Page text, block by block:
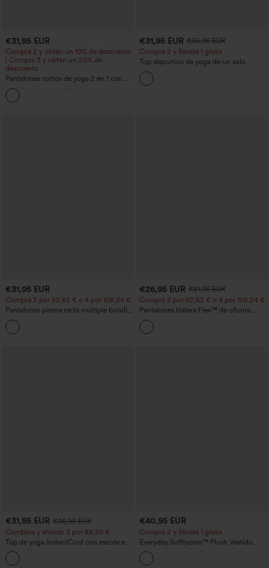
€31,95 EUR
Compra 2 y obtén un 10% de descuento
| Compra 3 y obtén un 20% de
descuento
Pantalones cortos de yoga 2 en 1 con
bolsillo trasero de talle muy alto y
bolsillo lateral oculto de 5&#39;&#39;
de longitud más larga
€31,95 EUR €35,95 EUR
Compra 2 y llévate 1 gratis
Top deportivo de yoga de un solo
hombro, manga larga con agujero para
el pulgar, dobladillo curvo estilo high-
low (frente más corto, espalda más
€31,95 EUR
Compra 2 por 52,62 € o 4 por 105,24 €.
Pantalones pierna recta múltiple bolsillo
botón tiro alto
€26,95 EUR €31,95 EUR
Compra 2 por 52,62 € o 4 por 105,24 €.
Pantalones Halara Flex™ de oficina
anchos plisados de tiro alto con bolsillos
en tela tipo gofre
€31,95 EUR €35,95 EUR
Combina y ahorra: 3 por 88,30 €
Top de yoga InstantCool con escote en
U y bajo curvado - UPF50+
€40,95 EUR
Compra 2 y llévate 1 gratis
Everyday Softlyzero™ Plush Vestido
deportivo sin espalda 2 en 1
acampanado -Wannabe -Easy Peezy